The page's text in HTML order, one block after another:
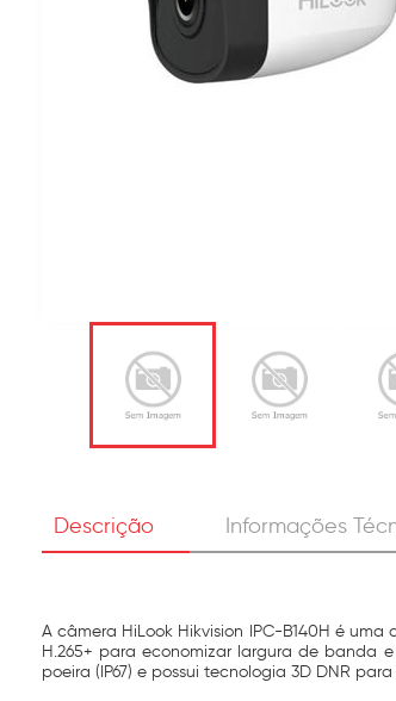
Descrição Informações
A câmera HiLook Hikvision IPC-B140H é
H.265+ para economizar largura de banda
poeira (IP67) e possui tecnologia 3D DNR